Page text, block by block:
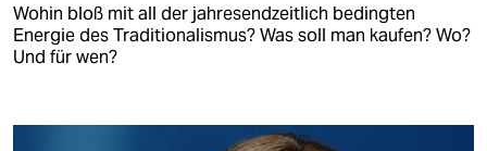
Wohin bloß mit all der jahresendzeitlich bedingten
Energie des Traditionalismus? Was soll man kaufen? Wo?
Und für wen?